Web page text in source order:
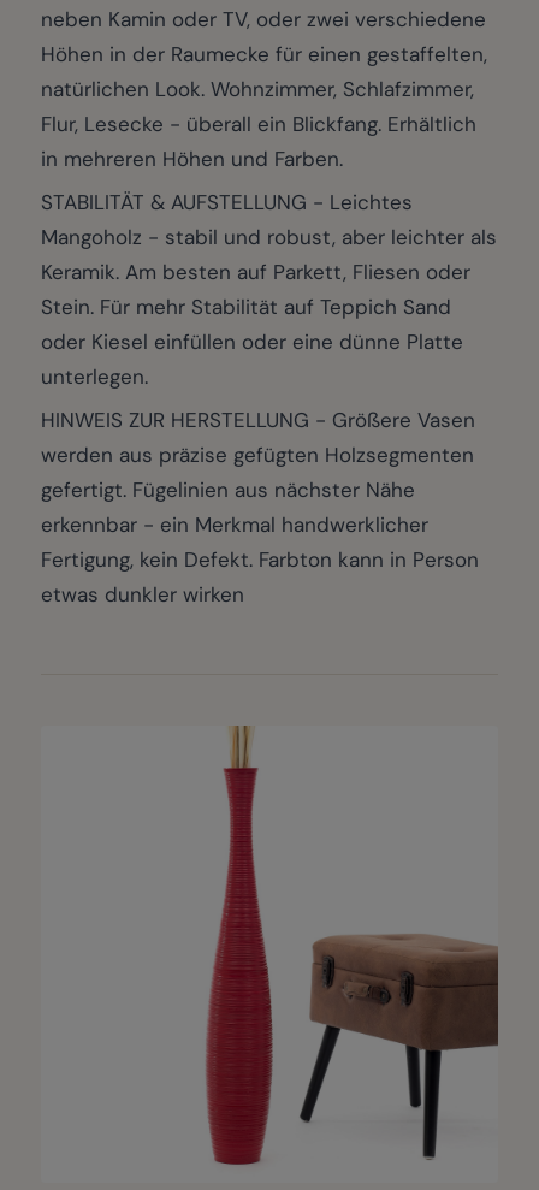
neben Kamin oder TV, oder zwei verschiedene
Höhen in der Raumecke für einen gestaffelten,
natürlichen Look. Wohnzimmer, Schlafzimmer,
Flur, Lesecke - überall ein Blickfang. Erhältlich
in mehreren Höhen und Farben.
STABILITÄT & AUFSTELLUNG - Leichtes
Mangoholz - stabil und robust, aber leichter als
Keramik. Am besten auf Parkett, Fliesen oder
Stein. Für mehr Stabilität auf Teppich Sand
oder Kiesel einfüllen oder eine dünne Platte
unterlegen.
HINWEIS ZUR HERSTELLUNG - Größere Vasen
werden aus präzise gefügten Holzsegmenten
gefertigt. Fügelinien aus nächster Nähe
erkennbar - ein Merkmal handwerklicher
Fertigung, kein Defekt. Farbton kann in Person
etwas dunkler wirken